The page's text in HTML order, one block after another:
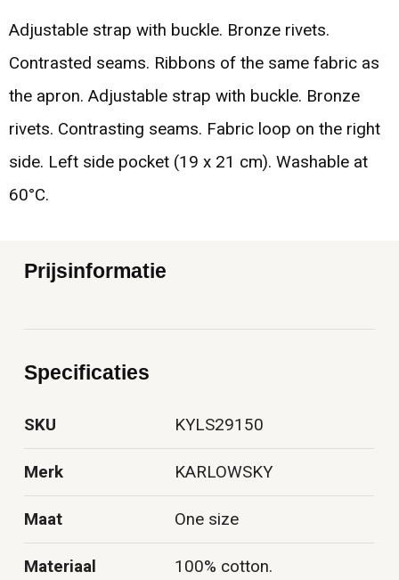
Adjustable strap with buckle. Bronze rivets.
Contrasted seams. Ribbons of the same fabric as
the apron. Adjustable strap with buckle. Bronze
rivets. Contrasting seams. Fabric loop on the right
side. Left side pocket (19 x 21 cm). Washable at
60°C.
Prijsinformatie
Specificaties
SKU KYLS29150
Merk KARLOWSKY
Maat One size
Materiaal 100% cotton.